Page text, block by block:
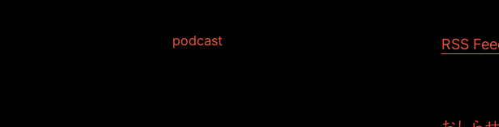
podcast RSS